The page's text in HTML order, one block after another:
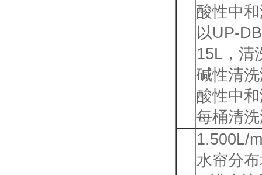
酸性中
以UP-
15L，清
碱性清
酸性中
每桶清
1.500L/
水帘分